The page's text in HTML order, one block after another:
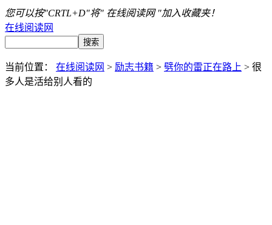
您可以按"CRTL+D"将" 在线阅读网 "加入收藏夹！
在线阅读网
当前位置： 在线阅读网 > 励志书籍 > 劈你的雷正在路上 > 很
多人是活给别人看的